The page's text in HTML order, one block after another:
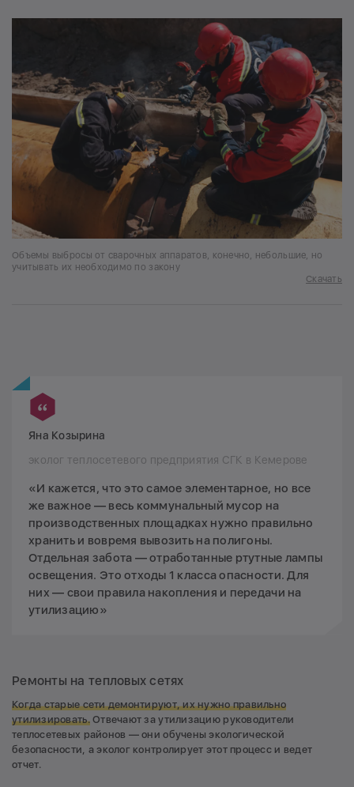
Объемы выбросы от сварочных аппаратов, конечно, небольшие, но
учитывать их необходимо по закону
Скачать
Яна Козырина
эколог теплосетевого предприятия СГК в Кемерове
«И кажется, что это самое элементарное, но все
же важное — весь коммунальный мусор на
производственных площадках нужно правильно
хранить и вовремя вывозить на полигоны.
Отдельная забота — отработанные ртутные лампы
освещения. Это отходы 1 класса опасности. Для
них — свои правила накопления и передачи на
утилизацию»
Ремонты на тепловых сетях
Когда старые сети демонтируют, их нужно правильно
утилизировать.Отвечают за утилизацию руководители
теплосетевых районов — они обучены экологической
безопасности, а эколог контролирует этот процесс и ведет
отчет.